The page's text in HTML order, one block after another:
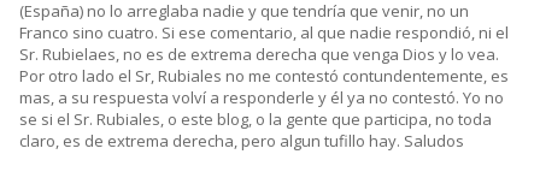
(España) no lo arreglaba nadie y que tendría que venir, no un
Franco sino cuatro. Si ese comentario, al que nadie respondió, ni el
Sr. Rubielaes, no es de extrema derecha que venga Dios y lo vea.
Por otro lado el Sr, Rubiales no me contestó contundentemente, es
mas, a su respuesta volví a responderle y él ya no contestó. Yo no
se si el Sr. Rubiales, o este blog, o la gente que participa, no toda
claro, es de extrema derecha, pero algun tufillo hay. Saludos